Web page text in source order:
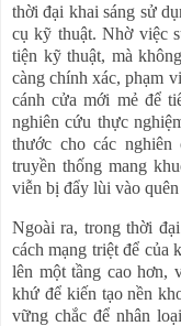
thời đại khai sáng sử
cụ kỹ thuật. Nhờ việc
tiện kỹ thuật, mà
càng chính xác, phạm
cánh cửa mới mẻ để
nghiên cứu thực
thước cho các nghiên
truyền thống mang
viễn bị đẩy lùi vào
Ngoài ra, trong thời
cách mạng triệt để của
lên một tầng cao hơn,
khứ để kiến tạo nền
vững chắc để nhân